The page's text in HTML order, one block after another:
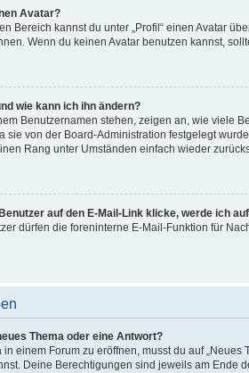
Avatar?
Bereich kannst du unter „Profil“ einen Avatar
Wenn du keinen Avatar benutzen kannst,
wie kann ich ihn ändern?
Benutzernamen stehen, zeigen an, wie viele
sie von der Board-Administration festgelegt
Rang unter Umständen einfach wieder
auf den E-Mail-Link klicke, werde ich
dürfen die foreninterne E-Mail-Funktion für
Thema oder eine Antwort?
einem Forum zu eröffnen, musst du auf
Deine Berechtigungen sind jeweils am Ende